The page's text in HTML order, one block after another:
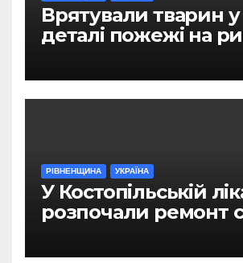
Врятували тварин у
деталі пожежі на
РІВНЕНЩИНА УКРАЇНА
У Костопільській
розпочали ремонт